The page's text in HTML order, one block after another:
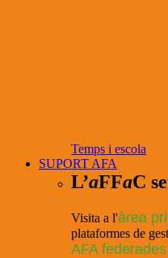
Temps i escola
SUPORT AFA
L’aFFaC
Visita a l'àrea
plataformes de
AFA federades